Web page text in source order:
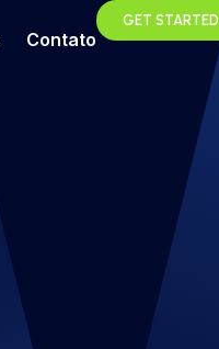
Contato
GET STARTED